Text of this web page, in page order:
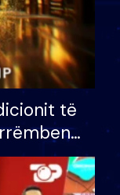
të
eurosh